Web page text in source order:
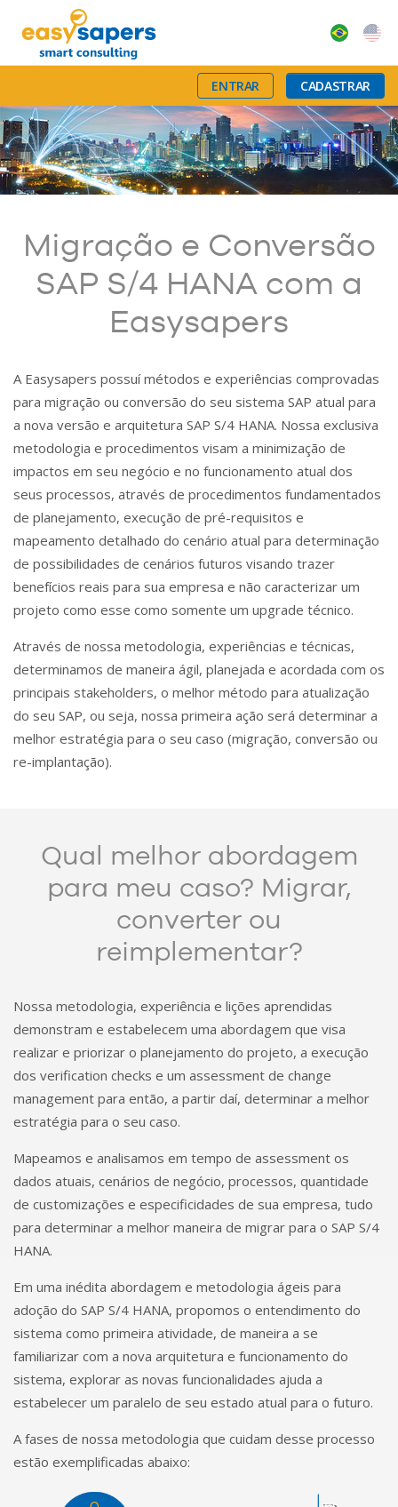
ENTRAR CADASTRAR
Migração e Conversão
SAP S/4 HANA com a
Easysapers
A Easysapers possuí métodos e experiências comprovadas
para migração ou conversão do seu sistema SAP atual para
a nova versão e arquitetura SAP S/4 HANA. Nossa exclusiva
metodologia e procedimentos visam a minimização de
impactos em seu negócio e no funcionamento atual dos
seus processos, através de procedimentos fundamentados
de planejamento, execução de pré-requisitos e
mapeamento detalhado do cenário atual para determinação
de possibilidades de cenários futuros visando trazer
benefícios reais para sua empresa e não caracterizar um
projeto como esse como somente um upgrade técnico.
Através de nossa metodologia, experiências e técnicas,
determinamos de maneira ágil, planejada e acordada com os
principais stakeholders, o melhor método para atualização
do seu SAP, ou seja, nossa primeira ação será determinar a
melhor estratégia para o seu caso (migração, conversão ou
re-implantação).
Qual melhor abordagem
para meu caso? Migrar,
converter ou
reimplementar?
Nossa metodologia, experiência e lições aprendidas
demonstram e estabelecem uma abordagem que visa
realizar e priorizar o planejamento do projeto, a execução
dos verification checks e um assessment de change
management para então, a partir daí, determinar a melhor
estratégia para o seu caso.
Mapeamos e analisamos em tempo de assessment os
dados atuais, cenários de negócio, processos, quantidade
de customizações e especificidades de sua empresa, tudo
para determinar a melhor maneira de migrar para o SAP S/4
HANA.
Em uma inédita abordagem e metodologia ágeis para
adoção do SAP S/4 HANA, propomos o entendimento do
sistema como primeira atividade, de maneira a se
familiarizar com a nova arquitetura e funcionamento do
sistema, explorar as novas funcionalidades ajuda a
estabelecer um paralelo de seu estado atual para o futuro.
A fases de nossa metodologia que cuidam desse processo
estão exemplificadas abaixo: